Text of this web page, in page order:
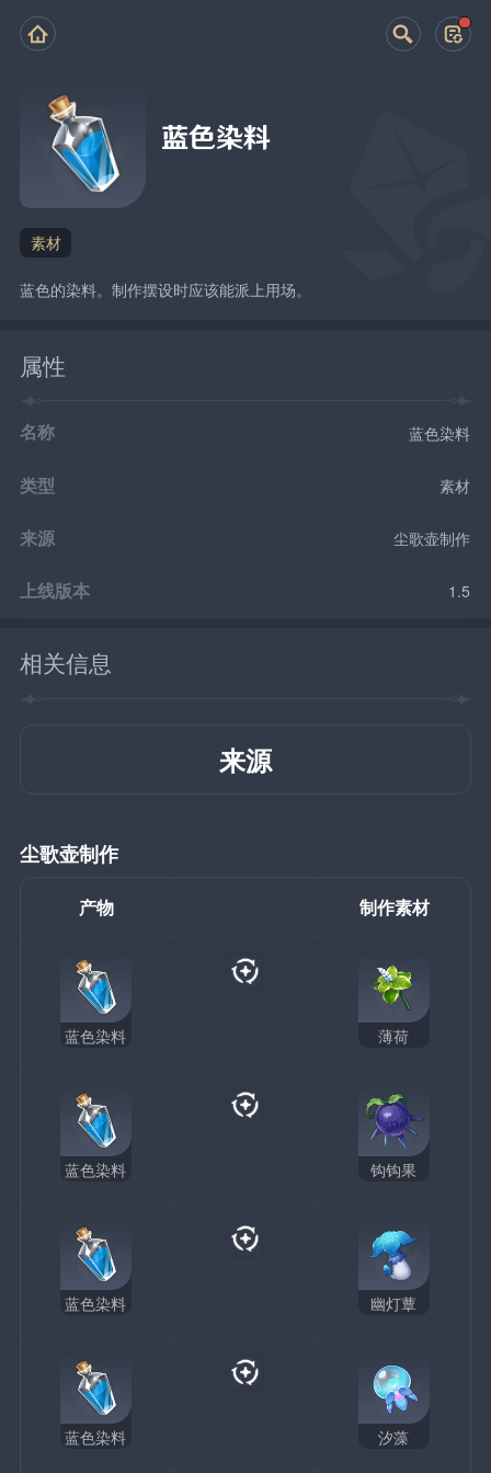
蓝色染料
素材
蓝色的染料。制作摆设时应该能派上用场。
属性
名称 蓝色染料
类型 素材
来源 尘歌壶制作
上线版本 1.5
相关信息
来源
尘歌壶制作
产物 制作素材
蓝色染料 薄荷
蓝色染料 钩钩果
蓝色染料 幽灯蕈
蓝色染料 汐藻